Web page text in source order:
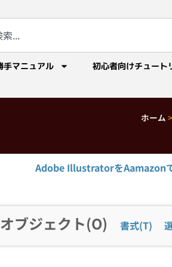
手マニュアル 初心者向けチュート
ホーム >
Adobe IllustratorをAamazon
オブジェクト(O) 書式(T)